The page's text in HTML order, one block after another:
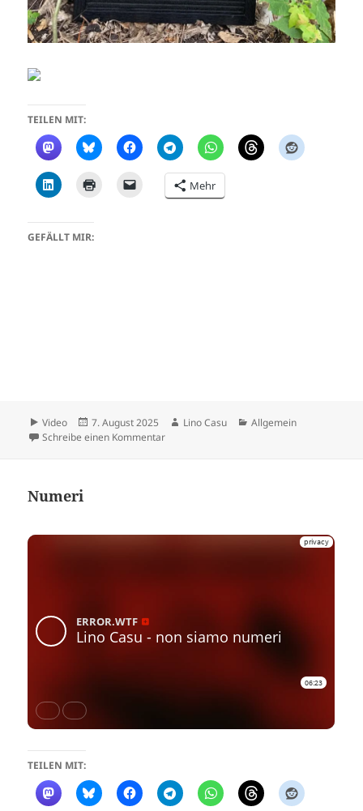
TEILEN MIT:
Mehr
GEFÄLLT MIR:
Format
Video
Veröffentlicht
am
7. August 2025 Autor
Lino Casu Kategorien
Allgemein
Schreibe einen Kommentarzu ERROR
Numeri
TEILEN MIT: